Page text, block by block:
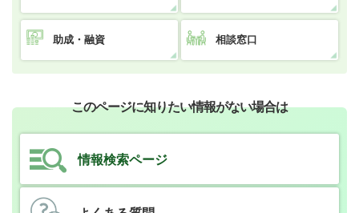
助成・融資 相談窓口
このページに知りたい情報がない場合は
情報検索ページ